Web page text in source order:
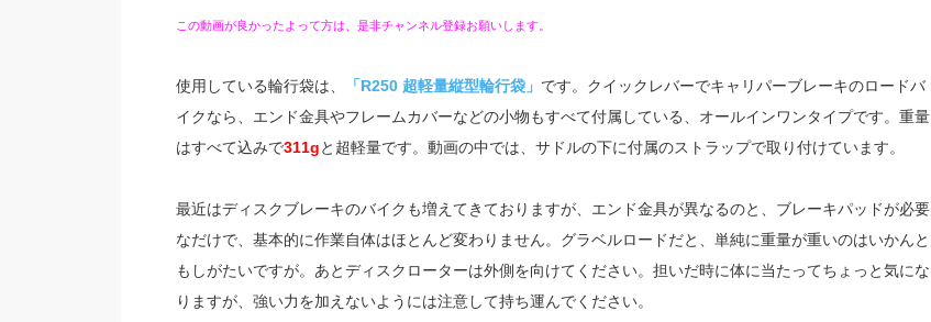
この動画が良かったよって方は、是非チャンネル登録お願いします。
使用している輪行袋は、 「R250 超軽量縦型輪行袋」 です。クイックレバーでキャリパーブレーキのロードバ
イクなら、エンド金具やフレームカバーなどの小物もすべて付属している、オールインワンタイプです。重量
はすべて込みで311gと超軽量です。動画の中では、サドルの下に付属のストラップで取り付けています。
最近はディスクブレーキのバイクも増えてきておりますが、エンド金具が異なるのと、ブレーキパッドが必要
なだけで、基本的に作業自体はほとんど変わりません。グラベルロードだと、単純に重量が重いのはいかんと
もしがたいですが。あとディスクローターは外側を向けてください。担いだ時に体に当たってちょっと気にな
りますが、強い力を加えないようには注意して持ち運んでください。